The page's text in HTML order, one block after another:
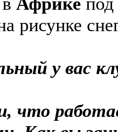
рисунке
у вас
что